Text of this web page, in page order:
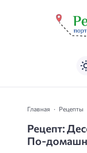
Главная Рецепты
Рецепт:
По-